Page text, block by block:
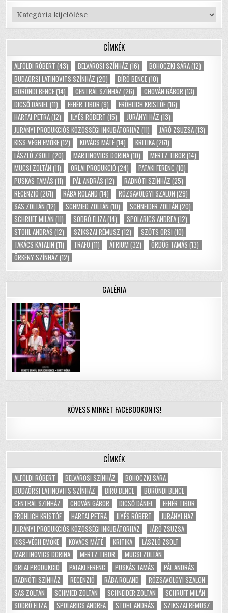
Kategóriák
CÍMKÉK
ALFÖLDI RÓBERT (43) BELVÁROSI SZÍNHÁZ (16) BOHOCZKI SÁRA(12)
BUDAÖRSI LATINOVITS SZÍNHÁZ (20) BÍRÓ BENCE(10)
BÖRÖNDI BENCE(14) CENTRÁL SZÍNHÁZ (26) CHOVÁN GÁBOR (13)
DICSŐ DÁNIEL(11) FEHÉR TIBOR (9) FRÖHLICH KRISTÓF(16)
HARTAI PETRA(12) ILYÉS RÓBERT (15) JURÁNYI HÁZ (13)
JURÁNYI PRODUKCIÓS KÖZÖSSÉGI INKUBÁTORHÁZ (11) JÁRÓ ZSUZSA(13)
KISS-VÉGH EMŐKE(12) KOVÁCS MÁTÉ(14) KRITIKA(261)
LÁSZLÓ ZSOLT (20) MARTINOVICS DORINA(10) MERTZ TIBOR (14)
MUCSI ZOLTÁN (11) ORLAI PRODUKCIÓ (24) PATAKI FERENC (10)
PUSKÁS TAMÁS (11) PÁL ANDRÁS (12) RADNÓTI SZÍNHÁZ (25)
RECENZIÓ (261) RÁBA ROLAND (14) RÓZSAVÖLGYI SZALON (29)
SAS ZOLTÁN (12) SCHMIED ZOLTÁN (10) SCHNEIDER ZOLTÁN (20)
SCHRUFF MILÁN (11) SODRÓ ELIZA(14) SPOLARICS ANDREA(12)
STOHL ANDRÁS (12) SZIKSZAI RÉMUSZ (12) SZŐTS ORSI (10)
TAKÁCS KATALIN (11) TRAFÓ (11) ÁTRIUM (32) ÖRDÖG TAMÁS (13)
ÖRKÉNY SZÍNHÁZ (12)
GALÉRIA
KÖVESS MINKET FACEBOOKON IS!
CÍMKÉK
ALFÖLDI RÓBERT BELVÁROSI SZÍNHÁZ
BOHOCZKI SÁRA
BUDAÖRSI LATINOVITS SZÍNHÁZ
BÍRÓ BENCE
BÖRÖNDI BENCE
CENTRÁL SZÍNHÁZ
CHOVÁN GÁBOR DICSŐ DÁNIEL
FEHÉR TIBOR
FRÖHLICH KRISTÓF
HARTAI PETRA ILYÉS RÓBERT
JURÁNYI HÁZ
JURÁNYI PRODUKCIÓS KÖZÖSSÉGI INKUBÁTORHÁZ
JÁRÓ ZSUZSA
KISS-VÉGH EMŐKE
KOVÁCS MÁTÉ KRITIKA
LÁSZLÓ ZSOLT
MARTINOVICS DORINA
MERTZ TIBOR
MUCSI ZOLTÁN
ORLAI PRODUKCIÓ
PATAKI FERENC PUSKÁS TAMÁS
PÁL ANDRÁS
RADNÓTI SZÍNHÁZ
RECENZIÓ RÁBA ROLAND
RÓZSAVÖLGYI SZALON
SAS ZOLTÁN
SCHMIED ZOLTÁN SCHNEIDER ZOLTÁN
SCHRUFF MILÁN
SODRÓ ELIZA
SPOLARICS ANDREA STOHL ANDRÁS SZIKSZAI RÉMUSZ